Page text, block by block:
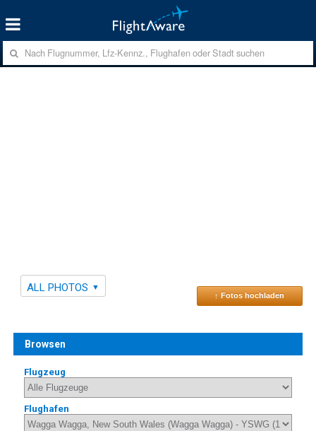
ALL PHOTOS
↑ Fotos hochladen
Browsen
Flugzeug
Flughafen